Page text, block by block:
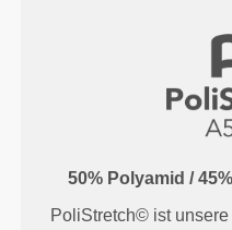
50% Polyamid /
PoliStretch© ist